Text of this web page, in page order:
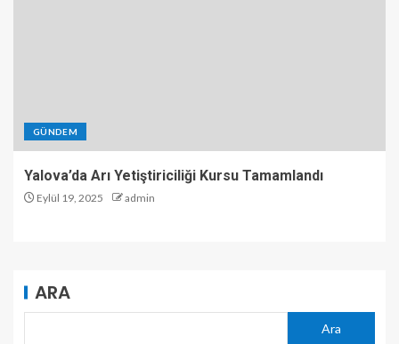
GÜNDEM
Yalova’da Arı Yetiştiriciliği Kursu Tamamlandı
Eylül 19, 2025 admin
ARA
Ara